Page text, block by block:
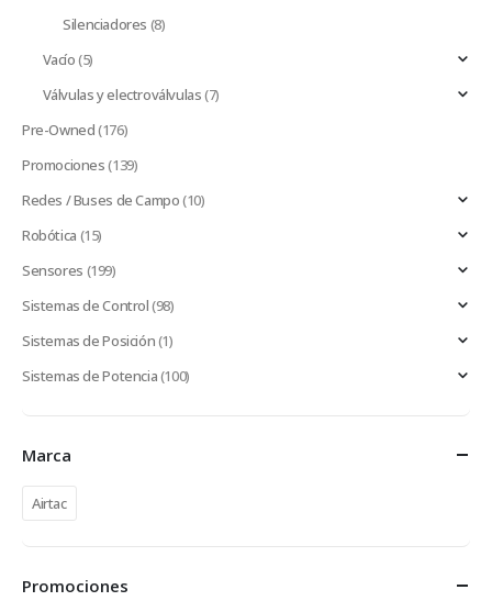
Silenciadores (8)
Vacío(5)
Válvulas y electroválvulas(7)
Pre-Owned(176)
Promociones(139)
Redes / Buses de Campo(10)
Robótica (15)
Sensores (199)
Sistemas de Control(98)
Sistemas de Posición(1)
Sistemas de Potencia(100)
Marca
Airtac
Promociones